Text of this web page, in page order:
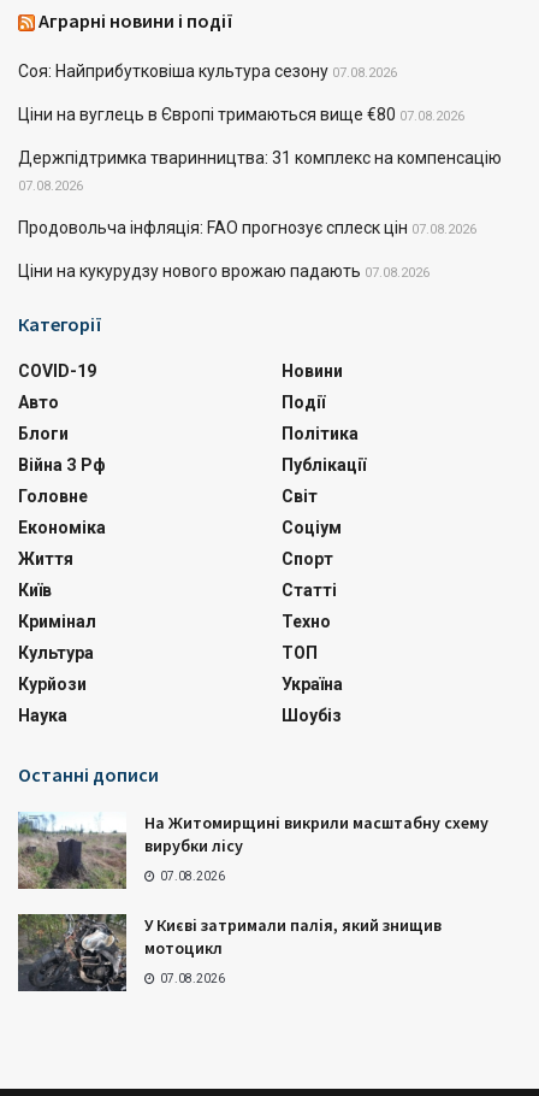
Аграрні новини і події
Соя: Найприбутковіша культура сезону 07.08.2026
Ціни на вуглець в Європі тримаються вище €80 07.08.2026
Держпідтримка тваринництва: 31 комплекс на компенсацію
07.08.2026
Продовольча інфляція: FAO прогнозує сплеск цін 07.08.2026
Ціни на кукурудзу нового врожаю падають 07.08.2026
Категорії
COVID-19
Авто
Блоги
Війна З Рф
Головне
Економіка
Життя
Київ
Кримінал
Культура
Курйози
Наука
Новини
Події
Політика
Публікації
Світ
Соціум
Спорт
Статті
Техно
ТОП
Україна
Шоубіз
Останні дописи
На Житомирщині викрили масштабну схему
вирубки лісу
07.08.2026
У Києві затримали палія, який знищив
мотоцикл
07.08.2026